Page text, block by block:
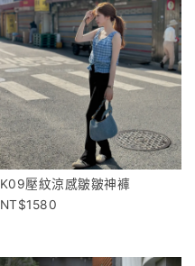
K09壓紋涼感皺皺神褲
1580